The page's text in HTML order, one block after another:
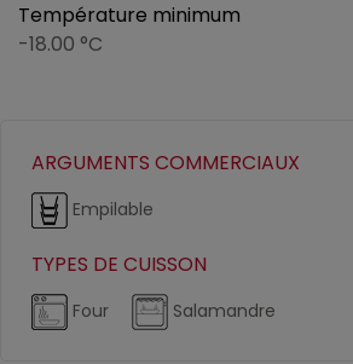
Température minimum
-18.00 °C
ARGUMENTS COMMERCIAUX
Empilable
TYPES DE CUISSON
Four Salamandre